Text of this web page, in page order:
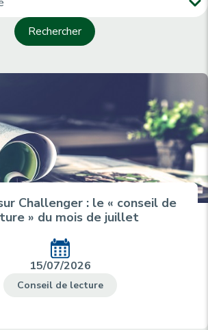
Challenger : le « conseil de
» du mois de juillet
15/07/2026
Conseil de lecture